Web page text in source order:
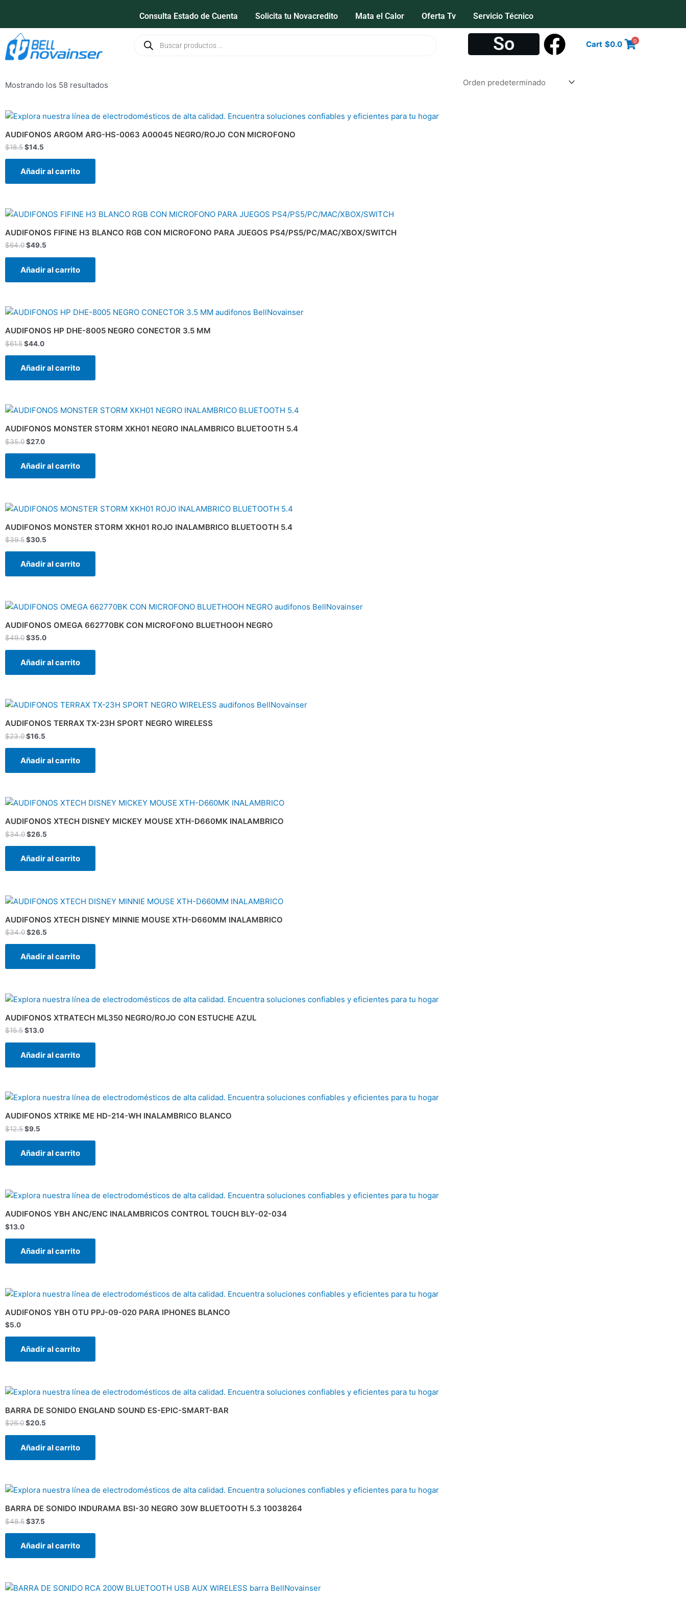
contenido
Consulta Estado de Cuenta Solicita tu Novacredito Mata el Calor Oferta Tv Servicio Técnico
productos oci Cart $0.0 0
Mostrando los 58 resultados
AUDIFONOS ARGOM ARG-HS-0063 A00045 NEGRO/ROJO CON MICROFONO
$18.5
El
original
era:
$18.5.
$14.5
El
actual
es:
Añadir al carrito
AUDIFONOS FIFINE H3 BLANCO RGB CON MICROFONO PARA JUEGOS PS4/PS5/PC/MAC/XBOX/SWITCH
$64.0
El
original
era:
$64.0.
$49.5
El
actual
es:
Añadir al carrito
AUDIFONOS HP DHE-8005 NEGRO CONECTOR 3.5 MM
$61.5
El
original
era:
$61.5.
$44.0
El
actual
es:
$44.0.
Añadir al carrito
AUDIFONOS MONSTER STORM XKH01 NEGRO INALAMBRICO BLUETOOTH 5.4
$35.0
El
original
era:
$35.0.
$27.0
El
actual
es:
$27.0.
Añadir al carrito
AUDIFONOS MONSTER STORM XKH01 ROJO INALAMBRICO BLUETOOTH 5.4
$39.5
El
original
era:
$39.5.
$30.5
El
actual
es:
Añadir al carrito
AUDIFONOS OMEGA 662770BK CON MICROFONO BLUETHOOH NEGRO
$49.0
El
original
era:
$49.0.
$35.0
El
actual
es:
$35.0.
Añadir al carrito
AUDIFONOS TERRAX TX-23H SPORT NEGRO WIRELESS
$23.0
El
original
era:
$23.0.
$16.5
El
actual
es:
Añadir al carrito
AUDIFONOS XTECH DISNEY MICKEY MOUSE XTH-D660MK INALAMBRICO
$34.0
El
original
era:
$34.0.
$26.5
El
actual
es:
Añadir al carrito
AUDIFONOS XTECH DISNEY MINNIE MOUSE XTH-D660MM INALAMBRICO
$34.0
El
original
era:
$34.0.
$26.5
El
actual
es:
Añadir al carrito
AUDIFONOS XTRATECH ML350 NEGRO/ROJO CON ESTUCHE AZUL
$15.5
El
original
era:
$15.5.
$13.0
El
actual
es:
$13.0.
Añadir al carrito
AUDIFONOS XTRIKE ME HD-214-WH INALAMBRICO BLANCO
$12.5
El
original
era:
$12.5.
$9.5
El
actual
es:
Añadir al carrito
AUDIFONOS YBH ANC/ENC INALAMBRICOS CONTROL TOUCH BLY-02-034
$13.0
Añadir al carrito
AUDIFONOS YBH OTU PPJ-09-020 PARA IPHONES BLANCO
$5.0
Añadir al carrito
BARRA DE SONIDO ENGLAND SOUND ES-EPIC-SMART-BAR
$26.0
El
original
era:
$26.0.
$20.5
El
actual
es:
Añadir al carrito
BARRA DE SONIDO INDURAMA BSI-30 NEGRO 30W BLUETOOTH 5.3 10038264
$48.5
El
original
era:
$48.5.
$37.5
El
actual
es:
Añadir al carrito
El
El